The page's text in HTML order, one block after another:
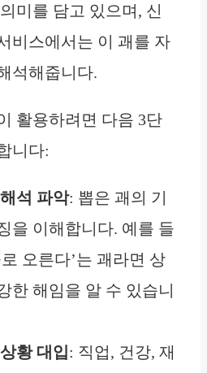
미를 담고 있으며, 신
비스에서는 이 괘를 자
석해줍니다.
활용하려면 다음 3단
니다:
석 파악: 뽑은 괘의 기
을 이해합니다. 예를 들
오른다’는 괘라면 상
한 해임을 알 수 있습니
황 대입: 직업, 건강, 재